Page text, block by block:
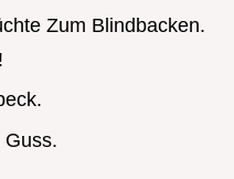
Zum Blindbacken.
Guss.